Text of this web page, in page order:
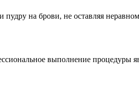
на брови, не оставляя
выполнение процедуры